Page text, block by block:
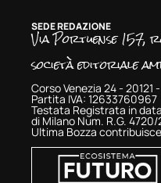
SEDE REDAZIONE
Via Portuense 157,
società editoriale
Corso Venezia 24 - 20121
Partita IVA: 12633760967
Testata Registrata in
di Milano Num. R.G.
Ultima Bozza